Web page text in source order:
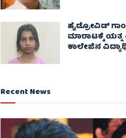
ಹೈಡ್ರೋವಿಡ್
ಮಾರಾಟಕ್ಕೆ ಯತ್ನ
ಕಾಲೇಜಿನ
Recent News